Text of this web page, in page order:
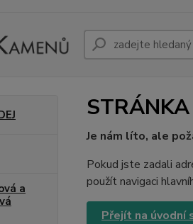
a
Je nám líto, ale
Pokud jste zadali
použít navigaci
Přejít na úvodní